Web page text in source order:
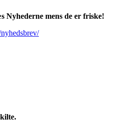
Nyhederne mens de er friske!